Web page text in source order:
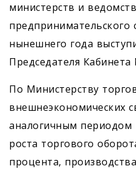
министерств и
предпринимательского
нынешнего года
Председателя
По Министерству
внешнеэкономических
аналогичным периодом
роста торгового
процента,